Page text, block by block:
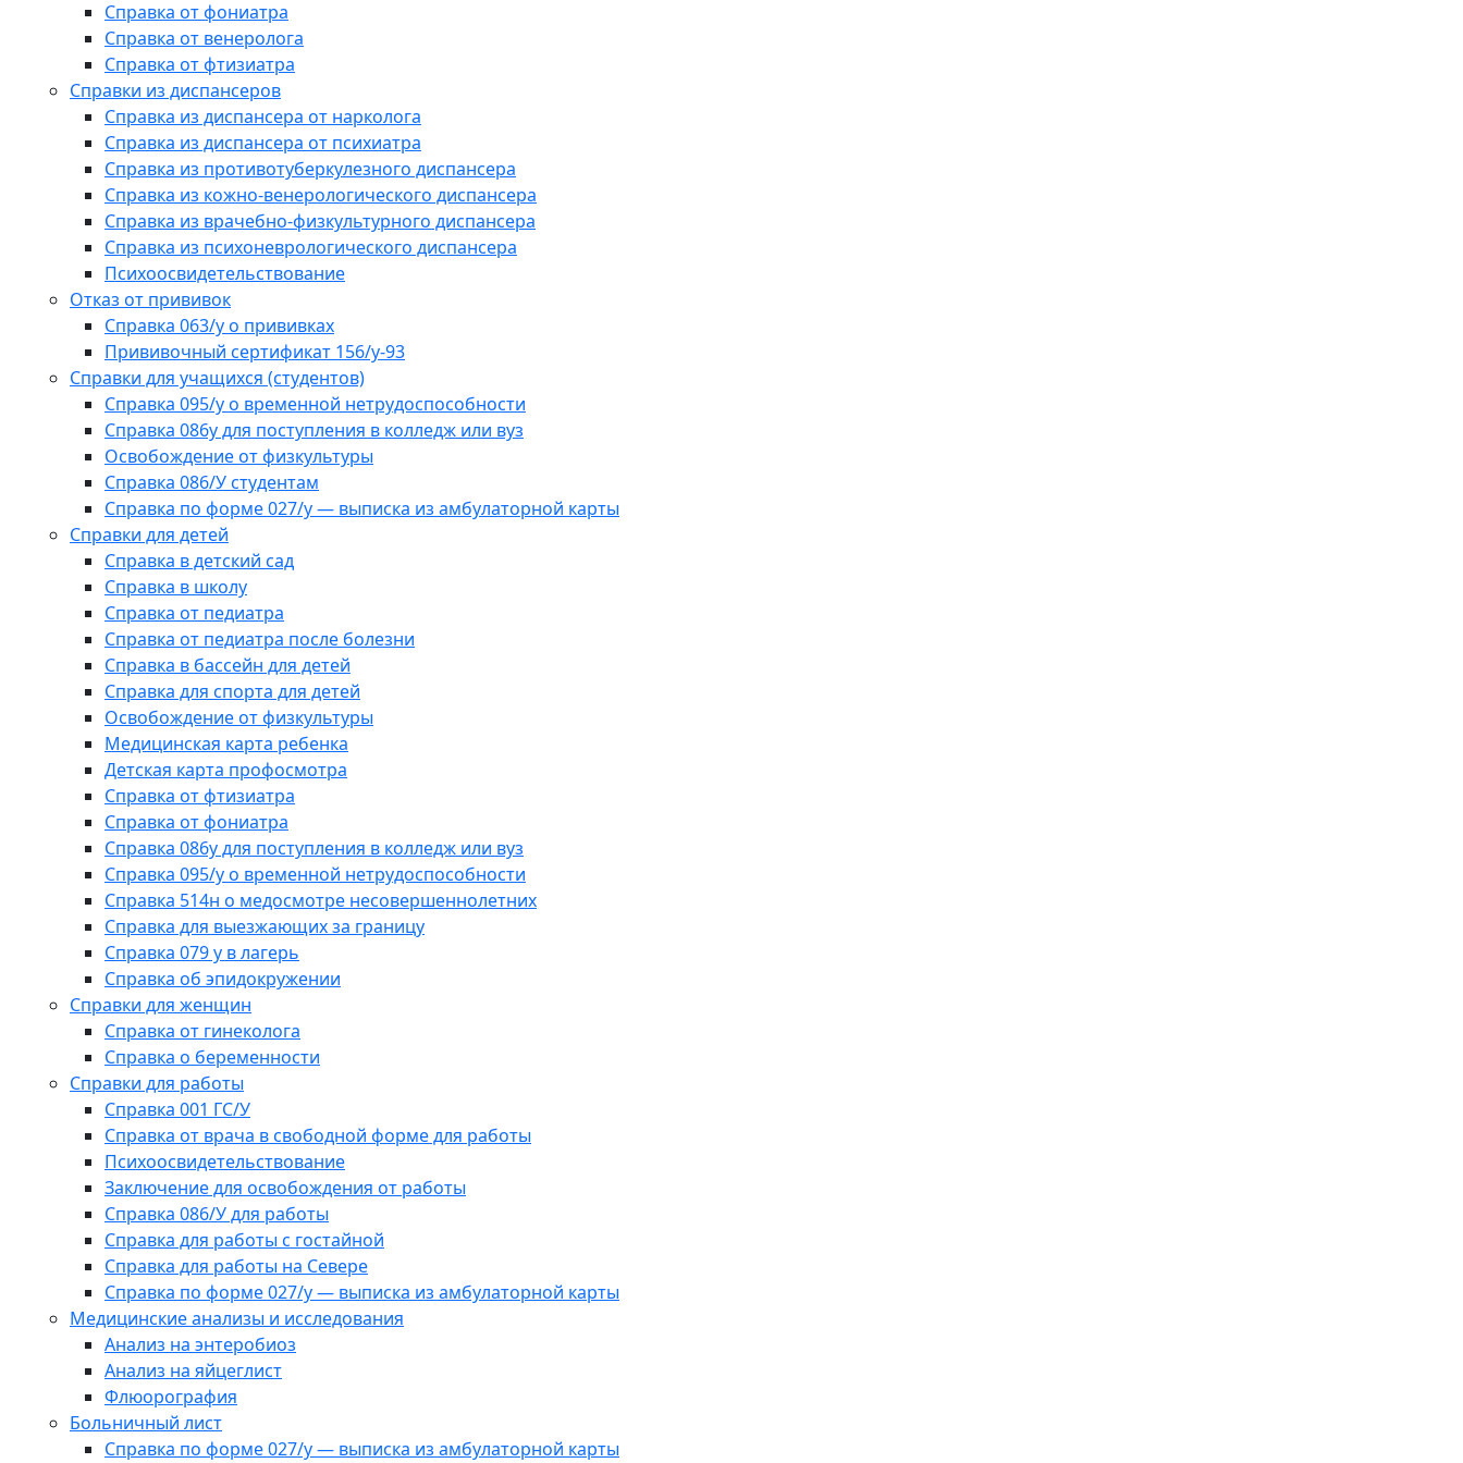
Справка от фониатра
Справка от венеролога
Справка от фтизиатра
Справки из диспансеров
Справка из диспансера от нарколога
Справка из диспансера от психиатра
Справка из противотуберкулезного диспансера
Справка из кожно-венерологического диспансера
Справка из врачебно-физкультурного диспансера
Справка из психоневрологического диспансера
Психоосвидетельствование
Отказ от прививок
Справка 063/у о прививках
Прививочный сертификат 156/у-93
Справки для учащихся (студентов)
Справка 095/у о временной нетрудоспособности
Справка 086у для поступления в колледж или вуз
Освобождение от физкультуры
Справка 086/У студентам
Справка по форме 027/у — выписка из амбулаторной карты
Справки для детей
Справка в детский сад
Справка в школу
Справка от педиатра
Справка от педиатра после болезни
Справка в бассейн для детей
Справка для спорта для детей
Освобождение от физкультуры
Медицинская карта ребенка
Детская карта профосмотра
Справка от фтизиатра
Справка от фониатра
Справка 086у для поступления в колледж или вуз
Справка 095/у о временной нетрудоспособности
Справка 514н о медосмотре несовершеннолетних
Справка для выезжающих за границу
Справка 079 у в лагерь
Справка об эпидокружении
Справки для женщин
Справка от гинеколога
Справка о беременности
Справки для работы
Справка 001 ГС/У
Справка от врача в свободной форме для работы
Психоосвидетельствование
Заключение для освобождения от работы
Справка 086/У для работы
Справка для работы с гостайной
Справка для работы на Севере
Справка по форме 027/у — выписка из амбулаторной карты
Медицинские анализы и исследования
Анализ на энтеробиоз
Анализ на яйцеглист
Флюорография
Больничный лист
Справка по форме 027/у — выписка из амбулаторной карты